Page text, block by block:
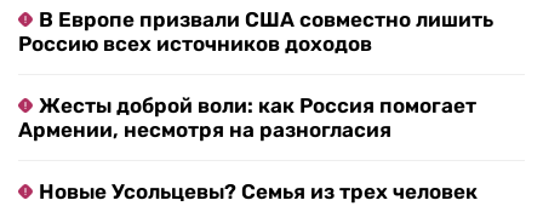
В Европе призвали США совместно лишить
Россию всех источников доходов
Жесты доброй воли: как Россия помогает
Армении, несмотря на разногласия
Новые Усольцевы? Семья из трех человек